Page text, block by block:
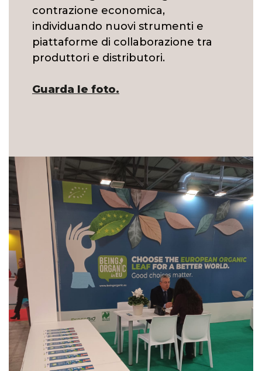
contrazione economica,
individuando nuovi strumenti e
piattaforme di collaborazione tra
produttori e distributori.
Guarda le foto.